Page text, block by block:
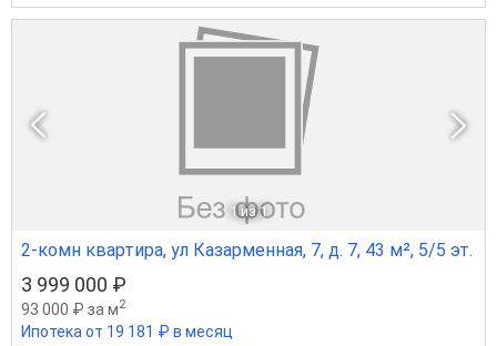
1 из 1
2-комн квартира, ул Казарменная, 7, д. 7, 43 м², 5/5 эт.
3 999 000 ₽
93 000 ₽ за м2
Ипотека от 19 181 ₽ в месяц